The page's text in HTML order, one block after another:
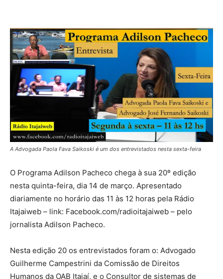
A Advogada Paola Fava Saikoski é um dos entrevistados nesta sexta-feira
O Programa Adilson Pacheco chega à sua 20º edição
nesta quinta-feira, dia 14 de março. Apresentado
diariamente no horário das 11 às 12 horas pela Rádio
Itajaiweb – link: Facebook.com/radioitajaiweb – pelo
jornalista Adilson Pacheco.
Nesta edição 20 os entrevistados foram o: Advogado
Guilherme Campestrini da Comissão de Direitos
Humanos da OAB Itajaí, e o Consultor de sistemas de